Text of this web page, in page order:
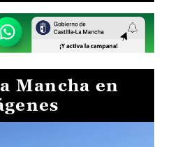
Mancha en